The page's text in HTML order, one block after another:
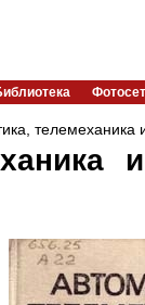
телемеханика